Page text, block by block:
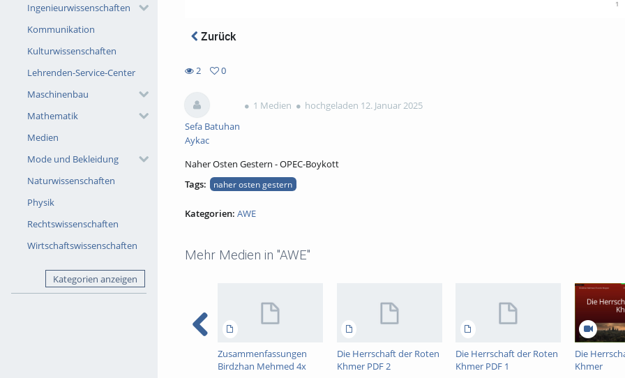
Ingenieurwissenschaften
Kommunikation
Kulturwissenschaften
Lehrenden-Service-Center
Maschinenbau
Mathematik
Medien
Mode und Bekleidung
Naturwissenschaften
Physik
Rechtswissenschaften
Wirtschaftswissenschaften
Kategorien anzeigen
Zurück
2
views
0
favorites
Sefa Batuhan
Aykac
1 Medien hochgeladen 12. Januar 2025
Naher Osten Gestern - OPEC-Boykott
Tags:
naher osten gestern
Kategorien: AWE
Mehr Medien in "AWE"
Zusammenfassungen
Birdzhan Mehmed 4x
Die Herrschaft der Roten
Khmer PDF 2
Die Herrschaft der Roten
Khmer PDF 1
Die
Khmer